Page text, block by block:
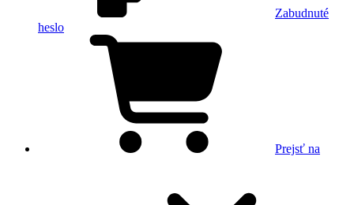
Zabudnuté
heslo
Prejsť na